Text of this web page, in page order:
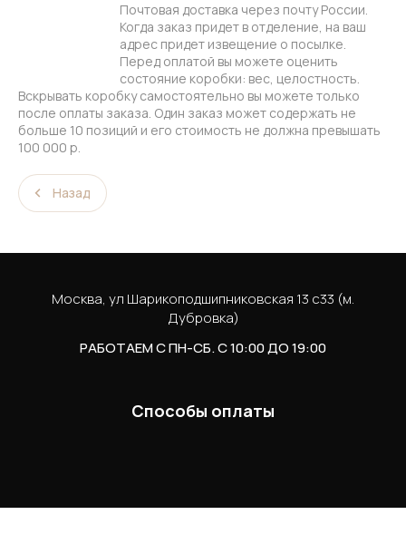
Почтовая доставка через почту России.
Когда заказ придет в отделение, на ваш
адрес придет извещение о посылке.
Перед оплатой вы можете оценить
состояние коробки: вес, целостность.
Вскрывать коробку самостоятельно вы можете только
после оплаты заказа. Один заказ может содержать не
больше 10 позиций и его стоимость не должна превышать
100 000 р.
Назад
Москва, ул Шарикоподшипниковская 13 с33 (м.
Дубровка)
РАБОТАЕМ С ПН-СБ. С 10:00 ДО 19:00
Способы оплаты